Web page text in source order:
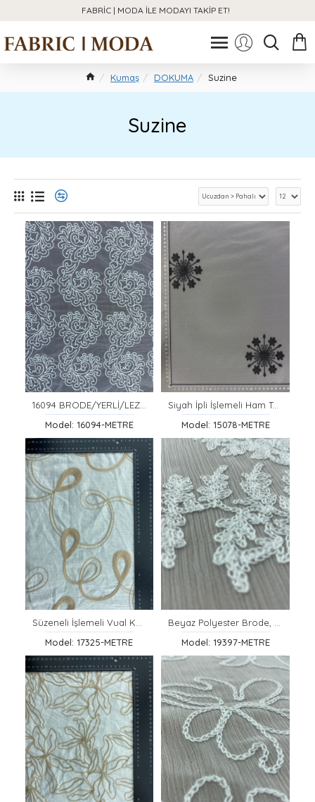
FABRIC | MODA ILE MODAYI TAKIP ET!
Kumaş DOKUMA Suzine
Suzine
16094 BRODE/YERLİ/LEZ/TÜL ÜZERİ/POLYESTER/BEYAZ/140 CM
Model: 16094-METRE
Siyah İpli İşlemeli Ham Tül Kumaş - 150 cm
Model: 15078-METRE
Süzeneli İşlemeli Vual Kumaş – Camel İpli
Model: 17325-METRE
Beyaz Polyester Brode, 125 cm
Model: 19397-METRE